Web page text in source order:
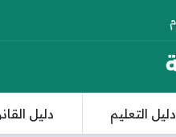
دليل التعليم دليل